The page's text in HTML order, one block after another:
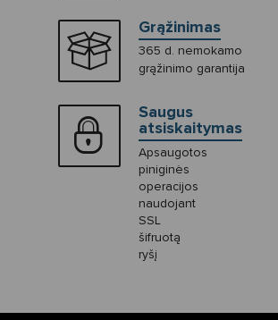
Grąžinimas
365 d. nemokamo
grąžinimo garantija
Saugus
atsiskaitymas
Apsaugotos
piniginės
operacijos
naudojant
SSL
šifruotą
ryšį